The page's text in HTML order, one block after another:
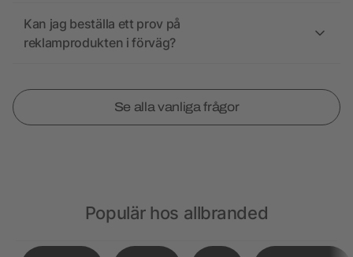
Kan jag beställa ett prov på
reklamprodukten i förväg?
Se alla vanliga frågor
Populär hos allbranded